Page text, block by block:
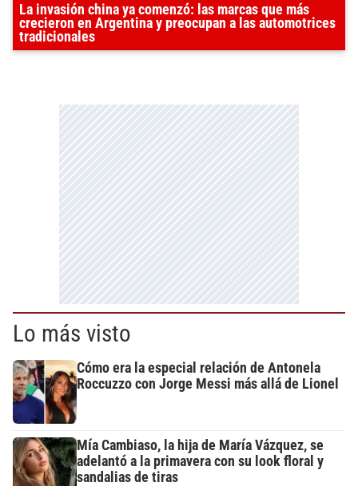
La invasión china ya comenzó: las marcas que más
crecieron en Argentina y preocupan a las automotrices
tradicionales
Lo más visto
Cómo era la especial relación de Antonela
Roccuzzo con Jorge Messi más allá de Lionel
Mía Cambiaso, la hija de María Vázquez, se
adelantó a la primavera con su look floral y
sandalias de tiras